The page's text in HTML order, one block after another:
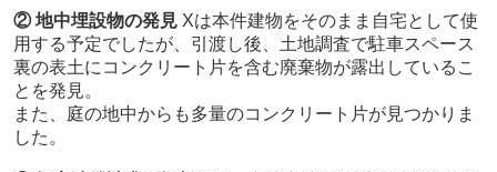
② 地中埋設物の発見Xは本件建物をそのまま自宅として使
用する予定でしたが、引渡し後、土地調査で駐車スペース
裏の表土にコンクリート片を含む廃棄物が露出しているこ
とを発見。
また、庭の地中からも多量のコンクリート片が見つかりま
した。